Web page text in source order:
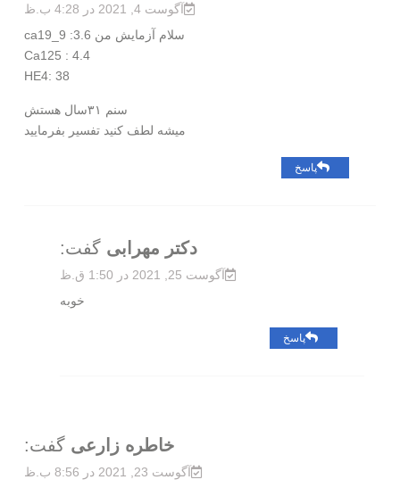
آگوست 4, 2021 در 4:28 ب.ظ
سلام آزمایش من ca19_9 :3.6
Ca125 : 4.4
HE4: 38
سنم ۳۱سال هستش
میشه لطف کنید تفسیر بفرمایید
پاسخ
دکتر مهرابی گفت:
آگوست 25, 2021 در 1:50 ق.ظ
خوبه
پاسخ
خاطره زارعی گفت:
آگوست 23, 2021 در 8:56 ب.ظ